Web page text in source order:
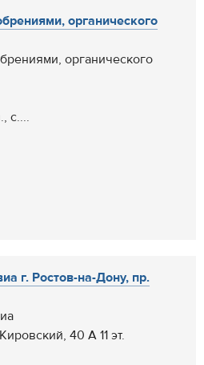
органического
органического
с....
г. Ростов-на-Дону, пр.
40 А 11 эт.